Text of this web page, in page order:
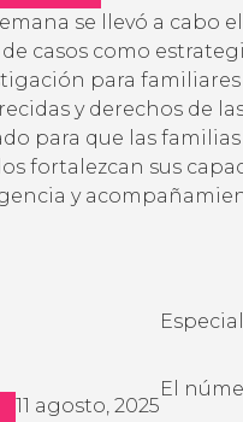
se llevó a cabo
casos como
para familiares
y derechos de
para que las
fortalezcan sus
y
11 agosto, 2025
Especial
El